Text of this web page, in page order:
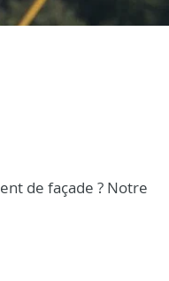
de façade ? Notre